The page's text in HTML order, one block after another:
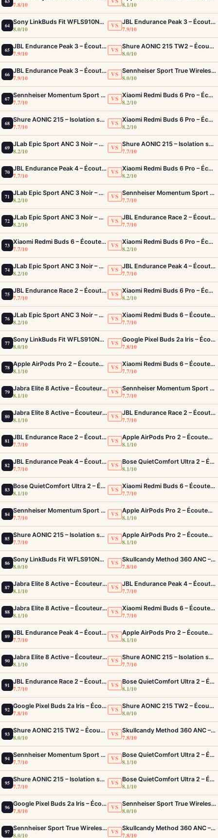
7.8/10 8.1/10
64 Sony LinkBuds Fit WFLS910NW Blanc – Écouteurs Sport Ailes ANC
8.0/10 VS JBL Endurance Peak 3 – Écouteurs sport IP68 avec 50h d'autonomie
7.9/10
65 JBL Endurance Peak 3 – Écouteurs sport IP68 avec 50h d'autonomie
7.9/10 VS Shure AONIC 215 TW2 – Écouteurs True Wireless à isolation sonore premium
8.0/10
66 JBL Endurance Peak 3 – Écouteurs sport IP68 avec 50h d'autonomie
7.9/10 VS Sennheiser Sport True Wireless – Écouteurs sport à son premium et acoustique adaptable
8.0/10
67 Sennheiser Momentum Sport – Écouteurs avec capteurs de fréquence cardiaque et température
7.7/10 VS Xiaomi Redmi Buds 6 Pro – Écouteurs ANC confortables au rapport qualité-prix solide
8.2/10
68 Shure AONIC 215 – Isolation sonore pro pour le sport et les trajets
7.7/10 VS Xiaomi Redmi Buds 6 Pro – Écouteurs ANC confortables au rapport qualité-prix solide
8.2/10
69 JLab Epic Sport ANC 3 Noir – Écouteurs Sport ANC IP66 Double Driver
8.2/10 VS Shure AONIC 215 – Isolation sonore pro pour le sport et les trajets
7.7/10
70 JBL Endurance Peak 4 – Écouteurs sport True Wireless IP68 avec ANC adaptatif
7.7/10 VS Xiaomi Redmi Buds 6 Pro – Écouteurs ANC confortables au rapport qualité-prix solide
8.2/10
71 JLab Epic Sport ANC 3 Noir – Écouteurs Sport ANC IP66 Double Driver
8.2/10 VS Sennheiser Momentum Sport – Écouteurs avec capteurs de fréquence cardiaque et température
7.7/10
72 JLab Epic Sport ANC 3 Noir – Écouteurs Sport ANC IP66 Double Driver
8.2/10 VS JBL Endurance Race 2 – Écouteurs sport ANC IP68 avec maintien TwistLock
7.7/10
73 Xiaomi Redmi Buds 6 – Écouteurs ANC efficaces et confortables pour le quotidien
7.7/10 VS Xiaomi Redmi Buds 6 Pro – Écouteurs ANC confortables au rapport qualité-prix solide
8.2/10
74 JLab Epic Sport ANC 3 Noir – Écouteurs Sport ANC IP66 Double Driver
8.2/10 VS JBL Endurance Peak 4 – Écouteurs sport True Wireless IP68 avec ANC adaptatif
7.7/10
75 JBL Endurance Race 2 – Écouteurs sport ANC IP68 avec maintien TwistLock
7.7/10 VS Xiaomi Redmi Buds 6 Pro – Écouteurs ANC confortables au rapport qualité-prix solide
8.2/10
76 JLab Epic Sport ANC 3 Noir – Écouteurs Sport ANC IP66 Double Driver
8.2/10 VS Xiaomi Redmi Buds 6 – Écouteurs ANC efficaces et confortables pour le quotidien
7.7/10
77 Sony LinkBuds Fit WFLS910NW Blanc – Écouteurs Sport Ailes ANC
8.0/10 VS Google Pixel Buds 2a Iris – Écouteurs ANC Tensor A1 et IP54
7.8/10
78 Apple AirPods Pro 2 – Écouteurs True Wireless ANC USB-C Blancs
8.1/10 VS Xiaomi Redmi Buds 6 – Écouteurs ANC efficaces et confortables pour le quotidien
7.7/10
79 Jabra Elite 8 Active – Écouteurs sport IP68 ultra-robustes et ANC
8.1/10 VS Sennheiser Momentum Sport – Écouteurs avec capteurs de fréquence cardiaque et température
7.7/10
80 Jabra Elite 8 Active – Écouteurs sport IP68 ultra-robustes et ANC
8.1/10 VS JBL Endurance Race 2 – Écouteurs sport ANC IP68 avec maintien TwistLock
7.7/10
81 JBL Endurance Race 2 – Écouteurs sport ANC IP68 avec maintien TwistLock
7.7/10 VS Apple AirPods Pro 2 – Écouteurs True Wireless ANC USB-C Blancs
8.1/10
82 JBL Endurance Peak 4 – Écouteurs sport True Wireless IP68 avec ANC adaptatif
7.7/10 VS Bose QuietComfort Ultra 2 – Écouteurs ANC intra-auriculaires avec son immersif
8.1/10
83 Bose QuietComfort Ultra 2 – Écouteurs ANC intra-auriculaires avec son immersif
8.1/10 VS Xiaomi Redmi Buds 6 – Écouteurs ANC efficaces et confortables pour le quotidien
7.7/10
84 Sennheiser Momentum Sport – Écouteurs avec capteurs de fréquence cardiaque et température
7.7/10 VS Apple AirPods Pro 2 – Écouteurs True Wireless ANC USB-C Blancs
8.1/10
85 Shure AONIC 215 – Isolation sonore pro pour le sport et les trajets
7.7/10 VS Apple AirPods Pro 2 – Écouteurs True Wireless ANC USB-C Blancs
8.1/10
86 Sony LinkBuds Fit WFLS910NW Blanc – Écouteurs Sport Ailes ANC
8.0/10 VS Skullcandy Method 360 ANC – Écouteurs True Wireless avec ANC Bose et 40h d'autonomie
7.8/10
87 Jabra Elite 8 Active – Écouteurs sport IP68 ultra-robustes et ANC
8.1/10 VS JBL Endurance Peak 4 – Écouteurs sport True Wireless IP68 avec ANC adaptatif
7.7/10
88 Jabra Elite 8 Active – Écouteurs sport IP68 ultra-robustes et ANC
8.1/10 VS Xiaomi Redmi Buds 6 – Écouteurs ANC efficaces et confortables pour le quotidien
7.7/10
89 JBL Endurance Peak 4 – Écouteurs sport True Wireless IP68 avec ANC adaptatif
7.7/10 VS Apple AirPods Pro 2 – Écouteurs True Wireless ANC USB-C Blancs
8.1/10
90 Jabra Elite 8 Active – Écouteurs sport IP68 ultra-robustes et ANC
8.1/10 VS Shure AONIC 215 – Isolation sonore pro pour le sport et les trajets
7.7/10
91 JBL Endurance Race 2 – Écouteurs sport ANC IP68 avec maintien TwistLock
7.7/10 VS Bose QuietComfort Ultra 2 – Écouteurs ANC intra-auriculaires avec son immersif
8.1/10
92 Google Pixel Buds 2a Iris – Écouteurs ANC Tensor A1 et IP54
7.8/10 VS Shure AONIC 215 TW2 – Écouteurs True Wireless à isolation sonore premium
8.0/10
93 Shure AONIC 215 TW2 – Écouteurs True Wireless à isolation sonore premium
8.0/10 VS Skullcandy Method 360 ANC – Écouteurs True Wireless avec ANC Bose et 40h d'autonomie
7.8/10
94 Sennheiser Momentum Sport – Écouteurs avec capteurs de fréquence cardiaque et température
7.7/10 VS Bose QuietComfort Ultra 2 – Écouteurs ANC intra-auriculaires avec son immersif
8.1/10
95 Shure AONIC 215 – Isolation sonore pro pour le sport et les trajets
7.7/10 VS Bose QuietComfort Ultra 2 – Écouteurs ANC intra-auriculaires avec son immersif
8.1/10
96 Google Pixel Buds 2a Iris – Écouteurs ANC Tensor A1 et IP54
7.8/10 VS Sennheiser Sport True Wireless – Écouteurs sport à son premium et acoustique adaptable
8.0/10
97 Sennheiser Sport True Wireless – Écouteurs sport à son premium et acoustique adaptable
8.0/10 VS Skullcandy Method 360 ANC – Écouteurs True Wireless avec ANC Bose et 40h d'autonomie
7.8/10